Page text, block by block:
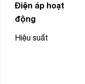
Điện áp hoạt
động
Hiệu suất